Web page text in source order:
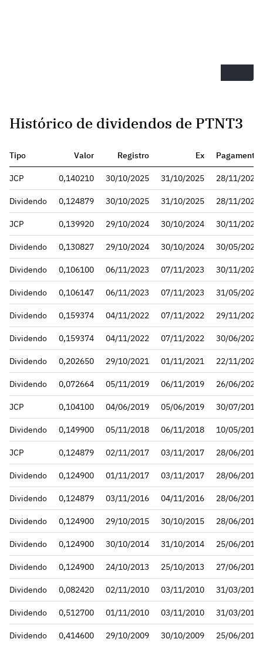
Histórico de dividendos de PTNT3
Tipo Valor Registro Ex Pagamento
JCP 0,140210 30/10/2025 31/10/2025 28/11/2025
Dividendo 0,124879 30/10/2025 31/10/2025 28/11/2025
JCP 0,139920 29/10/2024 30/10/2024 30/11/2024
Dividendo 0,130827 29/10/2024 30/10/2024 30/05/2025
Dividendo 0,106100 06/11/2023 07/11/2023 30/11/2023
Dividendo 0,106147 06/11/2023 07/11/2023 31/05/2024
Dividendo 0,159374 04/11/2022 07/11/2022 29/11/2022
Dividendo 0,159374 04/11/2022 07/11/2022 30/06/2023
Dividendo 0,202650 29/10/2021 01/11/2021 22/11/2021
Dividendo 0,072664 05/11/2019 06/11/2019 26/06/2020
JCP 0,104100 04/06/2019 05/06/2019 30/07/2019
Dividendo 0,149900 05/11/2018 06/11/2018 10/05/2019
JCP 0,124879 02/11/2017 03/11/2017 28/06/2018
Dividendo 0,124900 01/11/2017 03/11/2017 28/06/2018
Dividendo 0,124879 03/11/2016 04/11/2016 28/06/2017
Dividendo 0,124900 29/10/2015 30/10/2015 28/06/2016
Dividendo 0,124900 30/10/2014 31/10/2014 25/06/2015
Dividendo 0,124900 24/10/2013 25/10/2013 27/06/2014
Dividendo 0,082420 02/11/2010 03/11/2010 31/03/2011
Dividendo 0,512700 01/11/2010 03/11/2010 31/03/2011
Dividendo 0,414600 29/10/2009 30/10/2009 25/06/2010